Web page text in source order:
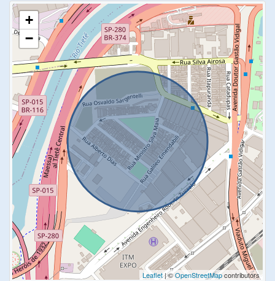
+
−
Leaflet| ©OpenStreetMapcontributors